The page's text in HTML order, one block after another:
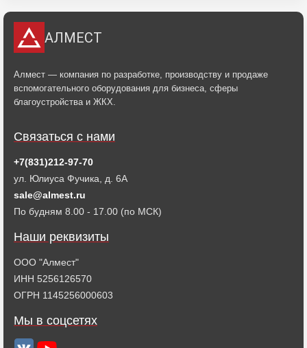
АЛМЕСТ
Алмест — компания по разработке, производству и продаже
вспомогательного оборудования для бизнеса, сферы
благоустройства и ЖКХ.
Связаться с нами
+7(831)212-97-70
ул. Юлиуса Фучика, д. 6А
sale@almest.ru
По будням 8.00 - 17.00 (по МСК)
Наши реквизиты
ООО "Алмест"
ИНН 5256126570
ОГРН 1145256000603
Мы в соцсетях